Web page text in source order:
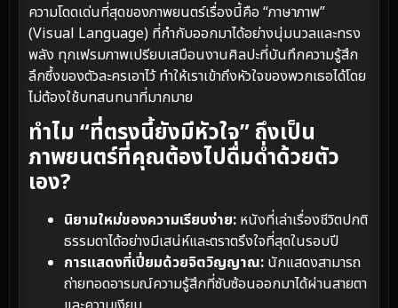
ความโดดเด่นที่สุดของภาพยนตร์เรื่องนี้คือ “ภาษาภาพ”
(Visual Language) ที่กำกับออกมาได้อย่างนุ่มนวลและทรง
พลัง ทุกเฟรมภาพเปรียบเสมือนงานศิลปะที่บันทึกความรู้สึก
ลึกซึ้งของตัวละครเอาไว้ ทำให้เราเข้าถึงหัวใจของพวกเธอได้โดย
ไม่ต้องใช้บทสนทนาที่มากมาย
ทำไม “ที่ตรงนี้ยังมีหัวใจ” ถึงเป็น
ภาพยนตร์ที่คุณต้องไปดื่มด่ำด้วยตัว
เอง?
นิยามใหม่ของความเรียบง่าย: หนังที่เล่าเรื่องชีวิตปกติ
ธรรมดาได้อย่างมีเสน่ห์และตราตรึงใจที่สุดในรอบปี
การแสดงที่เปี่ยมด้วยจิตวิญญาณ: นักแสดงสามารถ
ถ่ายทอดอารมณ์ความรู้สึกที่ซับซ้อนออกมาได้ผ่านสายตา